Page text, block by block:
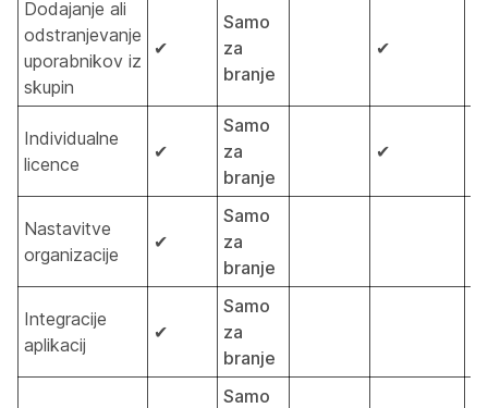
Dodajanje ali
odstranjevanje
uporabnikov iz
skupin
✔
Samo
za
branje
✔
Individualne
licence
✔
Samo
za
branje
✔
Nastavitve
organizacije
✔
Samo
za
branje
Integracije
aplikacij
✔
Samo
za
branje
Samo